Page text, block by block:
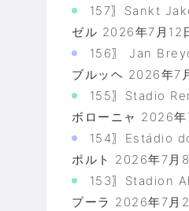
157〗Sankt
ゼル 2026年7月12
156〗 Jan
ブルッヘ 2026年7
155〗Stadio
ボローニャ 2026年
154〗Estádio
ポルト 2026年7月
153〗Stadion
プーラ 2026年7月